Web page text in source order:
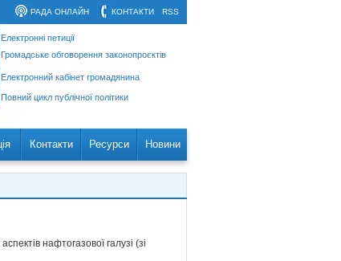
RSS
КОНТАКТИ
РАДА ОНЛАЙН
Електронні петиції
Громадське обговорення законопроєктів
Електронний кабінет громадянина
Повний цикл публічної політики
Контакти Ресурси Новини
нафтогазової галузі (зі